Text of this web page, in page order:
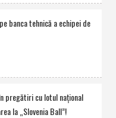
banca tehnică a echipei de
pregătiri cu lotul naţional
la „Slovenia Ball”!